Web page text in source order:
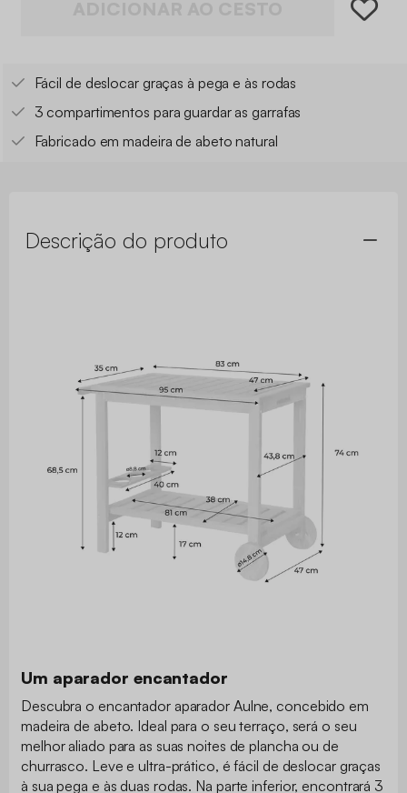
Fácil de deslocar graças à pega e às rodas
3 compartimentos para guardar as garrafas
Fabricado em madeira de abeto natural
Descrição do produto
Um aparador encantador
Descubra o encantador aparador Aulne, concebido em
madeira de abeto. Ideal para o seu terraço, será o seu
melhor aliado para as suas noites de plancha ou de
churrasco. Leve e ultra-prático, é fácil de deslocar graças
à sua pega e às duas rodas. Na parte inferior, encontrará 3